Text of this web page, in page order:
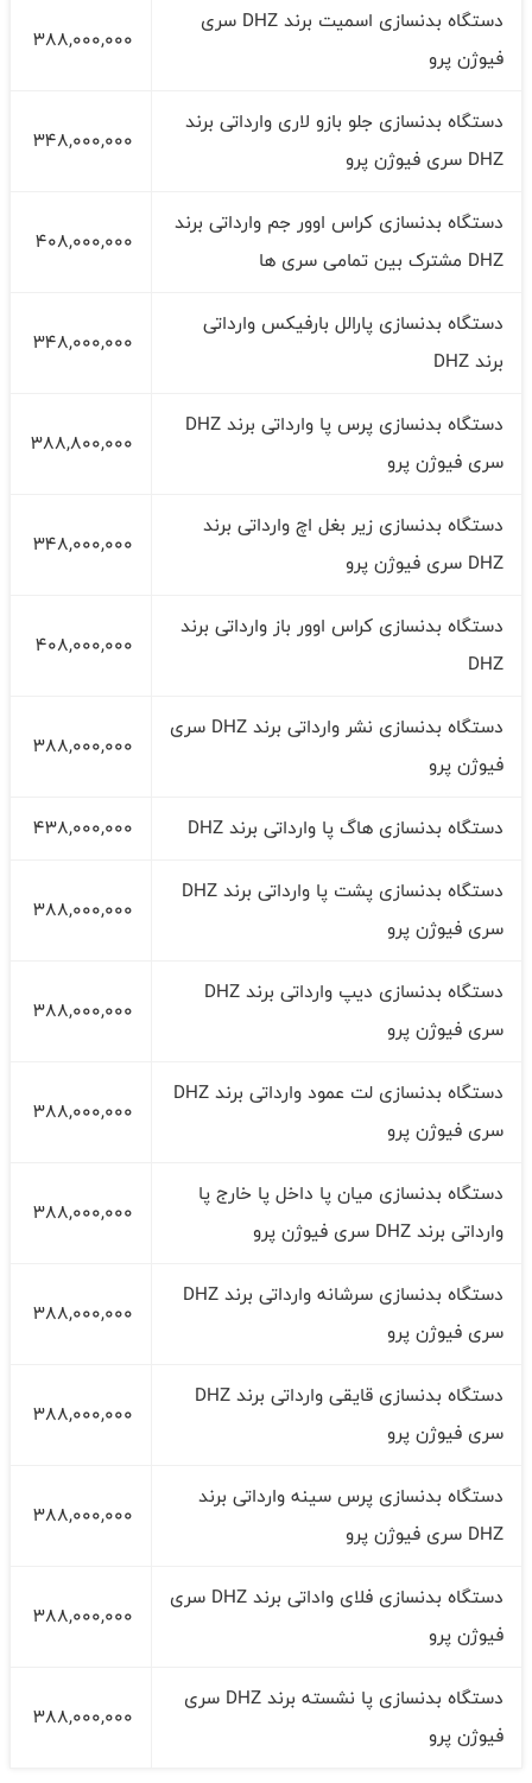
دستگاه بدنسازی اسمیت برند DHZ سری
فیوژن پرو
388,000,000
دستگاه بدنسازی جلو بازو لاری وارداتی برند
DHZ سری فیوژن پرو
348,000,000
دستگاه بدنسازی کراس اوور جم وارداتی برند
DHZ مشترک بین تمامی سری ها
408,000,000
دستگاه بدنسازی پارالل بارفیکس وارداتی
برند DHZ
348,000,000
دستگاه بدنسازی پرس پا وارداتی برند DHZ
سری فیوژن پرو
388,800,000
دستگاه بدنسازی زیر بغل اچ وارداتی برند
DHZ سری فیوژن پرو
348,000,000
دستگاه بدنسازی کراس اوور باز وارداتی برند
DHZ
408,000,000
دستگاه بدنسازی نشر وارداتی برند DHZ سری
فیوژن پرو
388,000,000
دستگاه بدنسازی هاگ پا وارداتی برند DHZ
438,000,000
دستگاه بدنسازی پشت پا وارداتی برند DHZ
سری فیوژن پرو
388,000,000
دستگاه بدنسازی دیپ وارداتی برند DHZ
سری فیوژن پرو
388,000,000
دستگاه بدنسازی لت عمود وارداتی برند DHZ
سری فیوژن پرو
388,000,000
دستگاه بدنسازی میان پا داخل پا خارج پا
وارداتی برند DHZ سری فیوژن پرو
388,000,000
دستگاه بدنسازی سرشانه وارداتی برند DHZ
سری فیوژن پرو
388,000,000
دستگاه بدنسازی قایقی وارداتی برند DHZ
سری فیوژن پرو
388,000,000
دستگاه بدنسازی پرس سینه وارداتی برند
DHZ سری فیوژن پرو
388,000,000
دستگاه بدنسازی فلای واداتی برند DHZ سری
فیوژن پرو
388,000,000
دستگاه بدنسازی پا نشسته برند DHZ سری
فیوژن پرو
388,000,000